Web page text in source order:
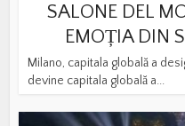
SALONE DEL
EMOȚIA DIN
Milano, capitala globală a
devine capitala globală a...